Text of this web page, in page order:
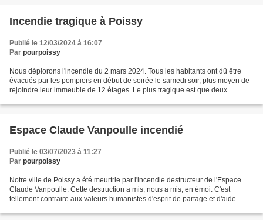
Incendie tragique à Poissy
Publié le 12/03/2024 à 16:07
Par pourpoissy
Nous déplorons l'incendie du 2 mars 2024. Tous les habitants ont dû être
évacués par les pompiers en début de soirée le samedi soir, plus moyen de
rejoindre leur immeuble de 12 étages. Le plus tragique est que deux
Espace Claude Vanpoulle incendié
Publié le 03/07/2023 à 11:27
Par pourpoissy
Notre ville de Poissy a été meurtrie par l'incendie destructeur de l'Espace
Claude Vanpoulle. Cette destruction a mis, nous a mis, en émoi. C'est
tellement contraire aux valeurs humanistes d'esprit de partage et d'aide